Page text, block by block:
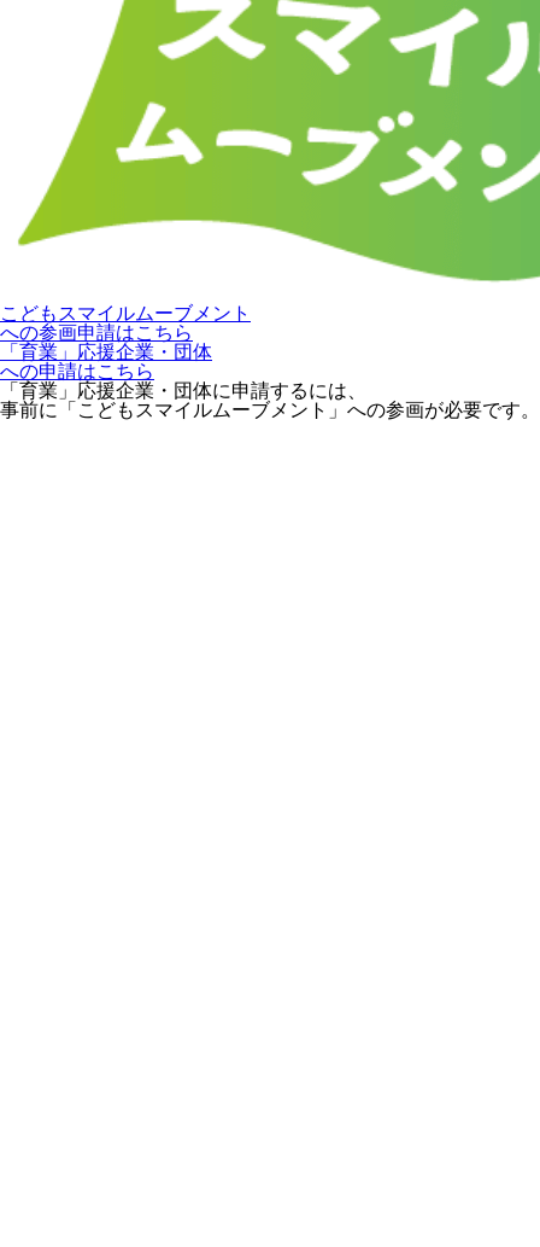
こどもスマイルムーブメント
への参画申請はこちら
「育業」応援企業・団体
への申請はこちら
「育業」応援企業・団体に申請するには、
事前に「こどもスマイルムーブメント」への参画が必要です。